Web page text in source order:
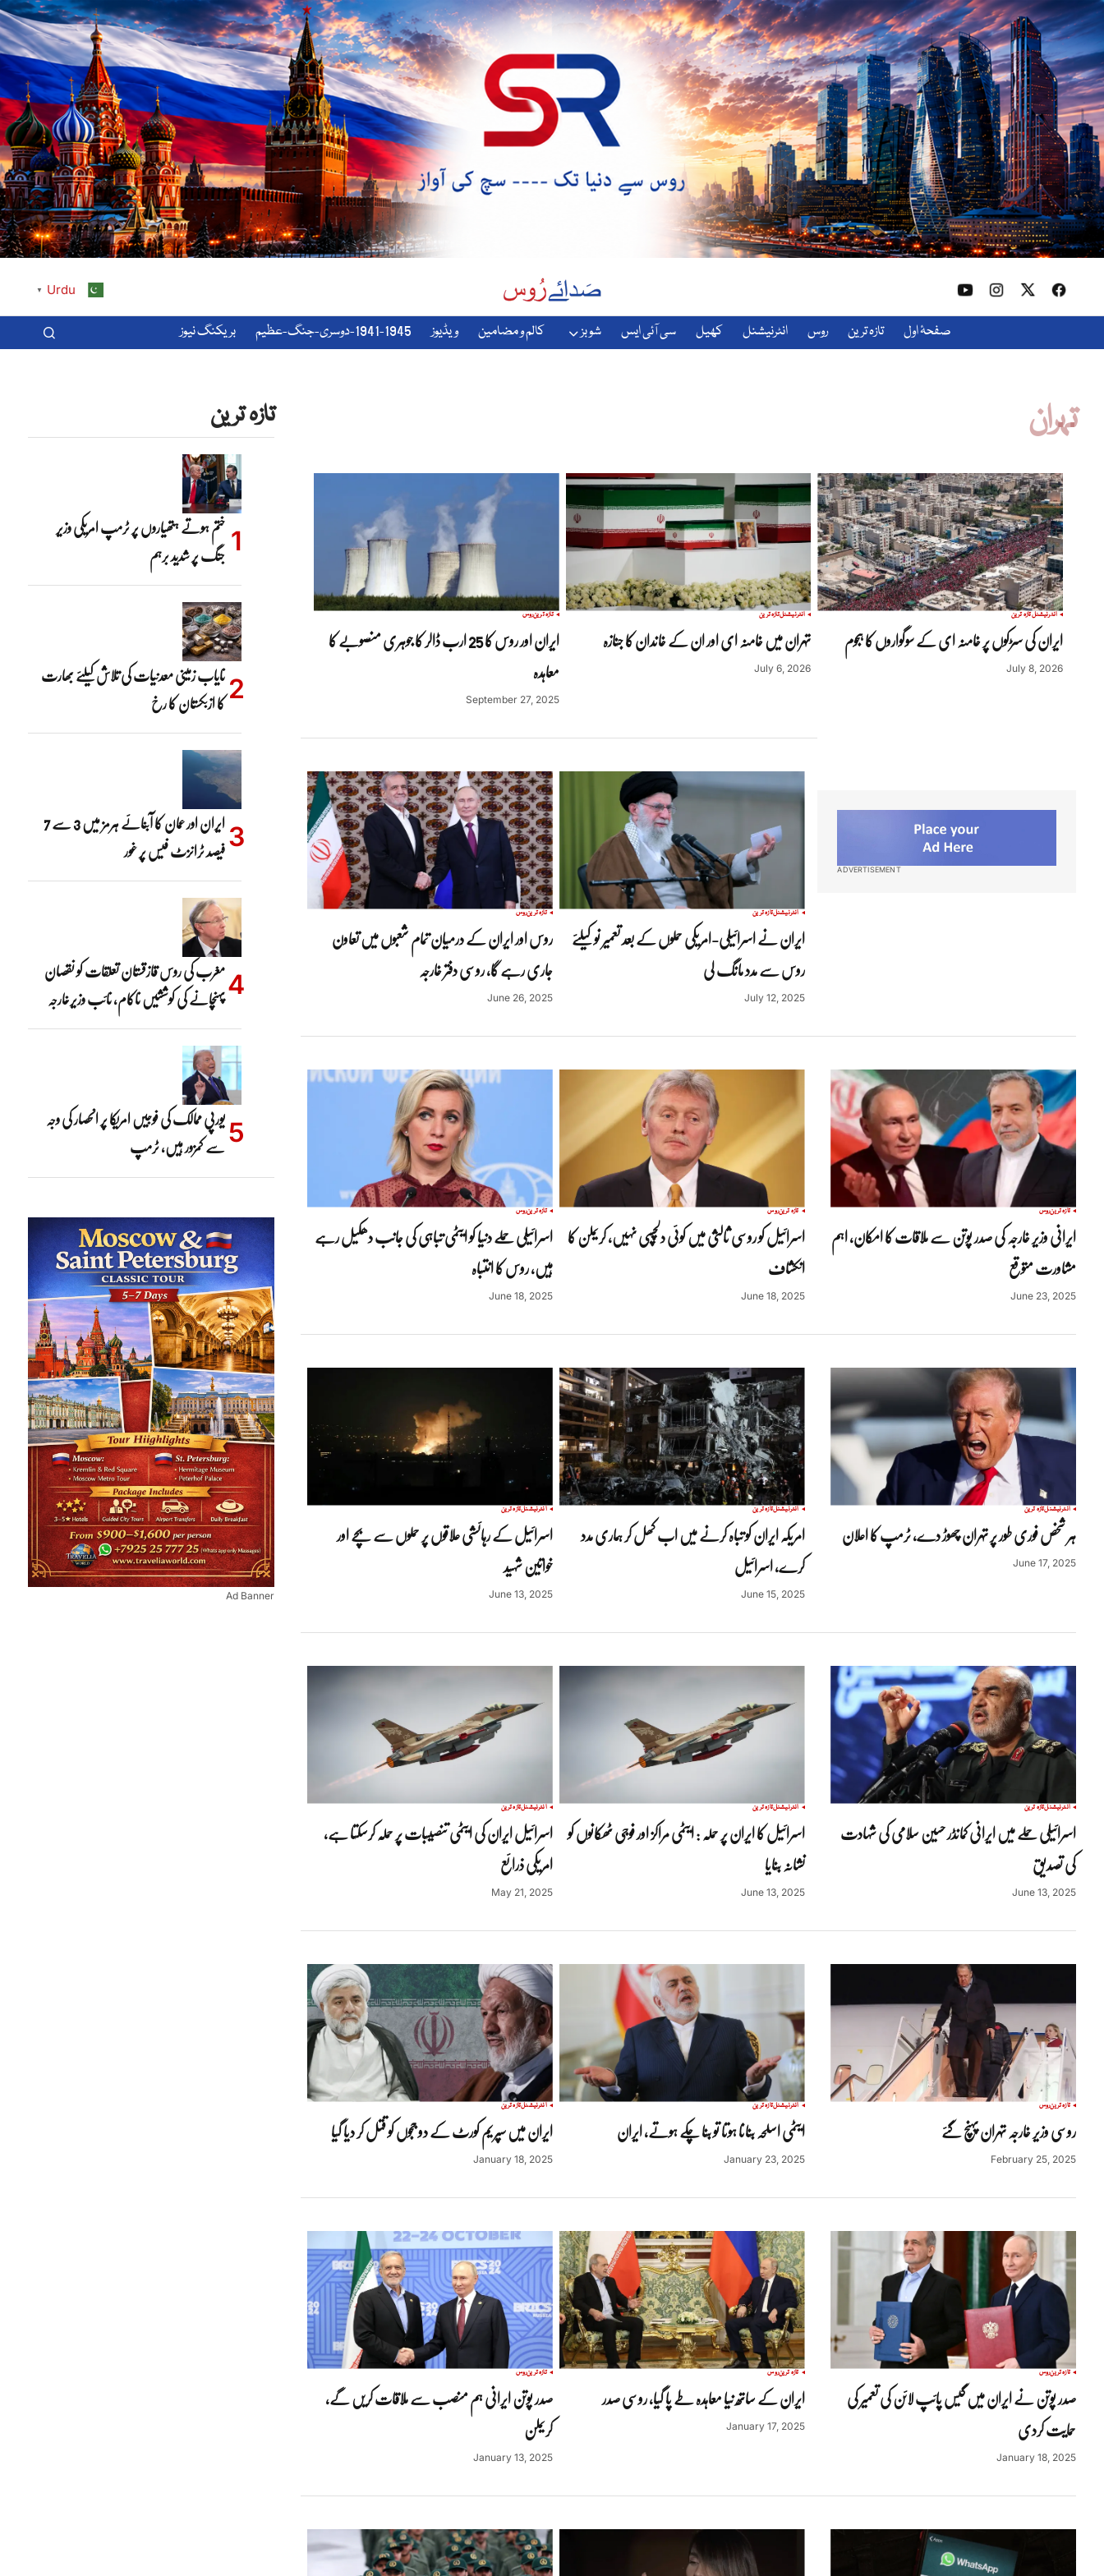
Urdu
▼
صفحۂ اول تازہ ترین روس انٹرنیشنل کھیل سی آئی ایس شوبز کالم و مضامین ویڈیوز 1941-1945-دوسری-جنگ-عظیم بریکنگ نیوز
تہران
انٹرنیشنلتازہ ترین
ایران کی سڑکوں پر خامنہ ای کے سوگواروں کا ہجوم
July 8, 2026
انٹرنیشنلتازہ ترین
تہران میں خامنہ ای اور ان کے خاندان کا جنازہ
July 6, 2026
تازہ ترینروس
ایران اور روس کا 25 ارب ڈالر کا جوہری منصوبے کا
معاہدہ
September 27, 2025
ADVERTISEMENT
انٹرنیشنلتازہ ترین
ایران نے اسرائیلی-امریکی حملوں کے بعد تعمیر نو کیلئے
روس سے مدد مانگ لی
July 12, 2025
تازہ ترینروس
روس اور ایران کے درمیان تمام شعبوں میں تعاون
جاری رہے گا، روسی دفتر خارجہ
June 26, 2025
تازہ ترینروس
ایرانی وزیر خارجہ کی صدر پوتن سے ملاقات کا امکان، اہم
مشاورت متوقع
June 23, 2025
تازہ ترینروس
اسرائیل کو روسی ثالثی میں کوئی دلچسپی نہیں، کریملن کا
انکشاف
June 18, 2025
تازہ ترینروس
اسرائیلی حملے دنیا کو ایٹمی تباہی کی جانب دھکیل رہے
ہیں، روس کا انتباہ
June 18, 2025
انٹرنیشنلتازہ ترین
ہر شخص فوری طور پر تہران چھوڑ دے، ٹرمپ کا اعلان
June 17, 2025
انٹرنیشنلتازہ ترین
امریکہ ایران کو تباہ کرنے میں اب کھل کر ہماری مدد
کرے، اسرائیل
June 15, 2025
انٹرنیشنلتازہ ترین
اسرائیل کے رہائشی علاقوں پر حملوں سے بچے اور
خواتین شہید
June 13, 2025
انٹرنیشنلتازہ ترین
اسرائیلی حملے میں ایرانی کمانڈر حسین سلامی کی شہادت
کی تصدیق
June 13, 2025
انٹرنیشنلتازہ ترین
اسرائیل کا ایران پر حملہ : ایٹمی مراکز اور فوجی ٹھکانوں کو
نشانہ بنایا
June 13, 2025
انٹرنیشنلتازہ ترین
اسرائیل ایران کی ایٹمی تنصیبات پر حملہ کرسکتا ہے,
امریکی ذرائع
May 21, 2025
تازہ ترینروس
روسی وزیر خارجہ تہران پہنچ گئے
February 25, 2025
انٹرنیشنلتازہ ترین
ایٹمی اسلحہ بنانا ہوتا تو بنا چکے ہوتے, ایران
January 23, 2025
انٹرنیشنلتازہ ترین
ایران میں سپریم کورٹ کے دو ججوں کو قتل کر دیا گیا
January 18, 2025
تازہ ترینروس
صدر پوتن نے ایران میں گیس پائپ لائن کی تعمیر کی
حمایت کردی
January 18, 2025
تازہ ترینروس
ایران کے ساتھ نیا معاہدہ طے پا گیا، روسی صدر
January 17, 2025
تازہ ترینروس
صدر پوتن ایرانی ہم منصب سے ملاقات کریں گے،
کریملن
January 13, 2025
تازہ ترین
ختم ہوتے ہتھیاروں پر ٹرمپ امریکی وزیر
جنگ پر شدید برہم
نایاب زمینی معدنیات کی تلاش کیلئے بھارت
کا ازبکستان کا رخ
ایران اور عمان کا آبنائے ہرمز میں 3 سے 7
فیصد ٹرانزٹ فیس پر غور
مغرب کی روس قازقستان تعلقات کو نقصان
پہنچانے کی کوششیں ناکام، نائب وزیرخارجہ
یورپی ممالک کی فوجیں امریکا پر انحصار کی وجہ
سے کمزور ہیں، ٹرمپ
Ad Banner